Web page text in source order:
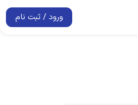
ورود / ثبت نام